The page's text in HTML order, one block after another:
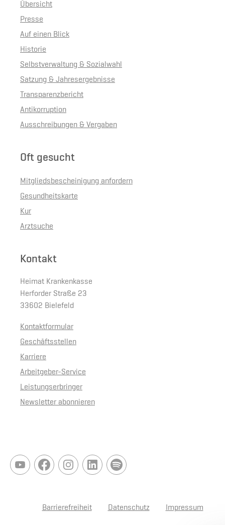
Übersicht
Presse
Auf einen Blick
Historie
Selbstverwaltung & Sozialwahl
Satzung & Jahresergebnisse
Transparenzbericht
Antikorruption
Ausschreibungen & Vergaben
Oft gesucht
Mitgliedsbescheinigung anfordern
Gesundheitskarte
Kur
Arztsuche
Kontakt
Heimat Krankenkasse
Herforder Straße 23
33602 Bielefeld
Kontaktformular
Geschäftsstellen
Karriere
Arbeitgeber-Service
Leistungserbringer
Newsletter abonnieren
Barrierefreiheit Datenschutz Impressum